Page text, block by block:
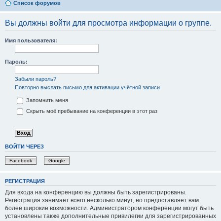
Список форумов
Вы должны войти для просмотра информации о группе.
Имя пользователя:
Пароль:
Забыли пароль?
Повторно выслать письмо для активации учётной записи
Запомнить меня
Скрыть моё пребывание на конференции в этот раз
ВОЙТИ ЧЕРЕЗ
Facebook Google
РЕГИСТРАЦИЯ
Для входа на конференцию вы должны быть зарегистрированы.
Регистрация занимает всего несколько минут, но предоставляет вам
более широкие возможности. Администратором конференции могут быть
установлены также дополнительные привилегии для зарегистрированных